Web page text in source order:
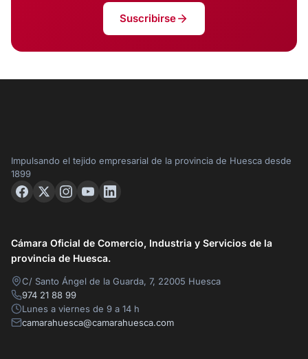
Suscribirse
Impulsando el tejido empresarial de la provincia de Huesca desde
1899
Cámara Oficial de Comercio, Industria y Servicios de la
provincia de Huesca.
C/ Santo Ángel de la Guarda, 7, 22005 Huesca
974 21 88 99
Lunes a viernes de 9 a 14 h
camarahuesca@camarahuesca.com